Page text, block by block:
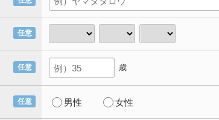
任意
任意 歳
任意 男性 女性